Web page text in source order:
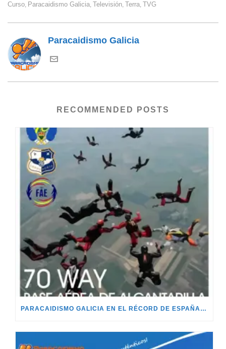
Curso, Paracaidismo Galicia, Televisión, Terra, TVG
Paracaidismo Galicia
RECOMMENDED POSTS
PARACAIDISMO GALICIA EN EL RÉCORD DE ESPAÑA DE PARACAIDISMO